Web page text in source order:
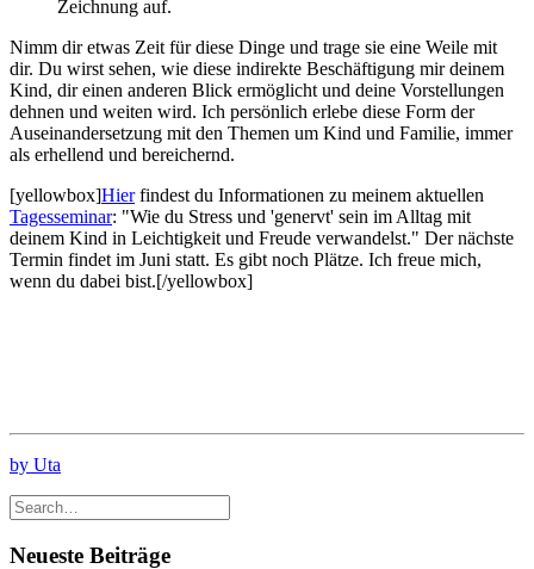
Zeichnung auf.
Nimm dir etwas Zeit für diese Dinge und trage sie eine Weile mit
dir. Du wirst sehen, wie diese indirekte Beschäftigung mir deinem
Kind, dir einen anderen Blick ermöglicht und deine Vorstellungen
dehnen und weiten wird. Ich persönlich erlebe diese Form der
Auseinandersetzung mit den Themen um Kind und Familie, immer
als erhellend und bereichernd.
[yellowbox]Hierfindest du Informationen zu meinem aktuellen
Tagesseminar: "Wie du Stress und 'genervt' sein im Alltag mit
deinem Kind in Leichtigkeit und Freude verwandelst." Der nächste
Termin findet im Juni statt. Es gibt noch Plätze. Ich freue mich,
wenn du dabei bist.[/yellowbox]
by Uta
Neueste Beiträge